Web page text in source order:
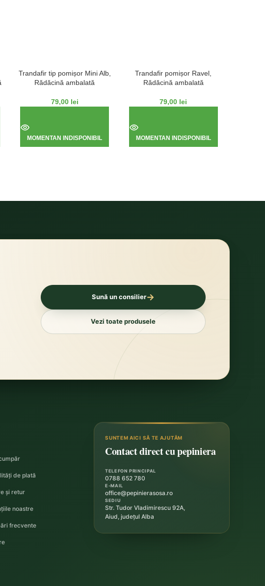
Trandafir tip pomișor Mini Alb,
Rădăcină ambalată
79,00 lei
MOMENTAN INDISPONIBIL
Trandafir pomișor Ravel,
Rădăcină ambalată
79,00 lei
MOMENTAN INDISPONIBIL
Sună un consilier→
Vezi toate produsele
de plată
și retur
noastre
frecvente
SUNTEM AICI SĂ TE AJUTĂM
Contact direct cu pepiniera
TELEFON PRINCIPAL
0788 652 780
E-MAIL
office@pepinierasosa.ro
SEDIU
Str. Tudor Vladimirescu 92A,
Aiud, județul Alba